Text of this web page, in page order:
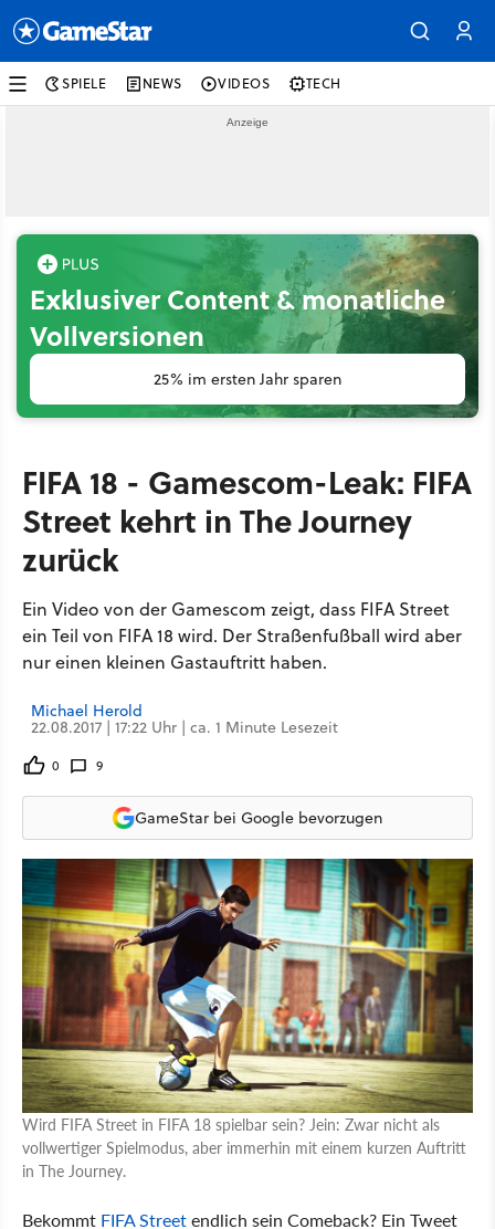
SPIELE NEWS VIDEOS TECH
Exklusiver Content & monatliche
Vollversionen
25% im ersten Jahr sparen
FIFA 18 - Gamescom-Leak: FIFA
Street kehrt in The Journey
zurück
Ein Video von der Gamescom zeigt, dass FIFA Street
ein Teil von FIFA 18 wird. Der Straßenfußball wird aber
nur einen kleinen Gastauftritt haben.
Michael Herold
22.08.2017 | 17:22 Uhr | ca. 1 Minute Lesezeit
0 9
GameStar bei Google bevorzugen
Wird FIFA Street in FIFA 18 spielbar sein? Jein: Zwar nicht als
vollwertiger Spielmodus, aber immerhin mit einem kurzen Auftritt
in The Journey.
Bekommt FIFA Streetendlich sein Comeback? Ein Tweet